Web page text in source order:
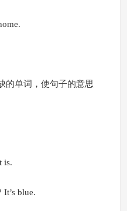
的单词，使句子的意思
is.
blue.